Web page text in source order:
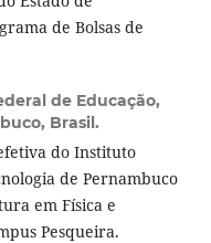
de Bolsas de
de Educação,
Brasil.
do Instituto
de Pernambuco
em Física e
Pesqueira.